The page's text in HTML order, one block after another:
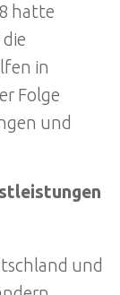
hatte
in
Folge
und
und